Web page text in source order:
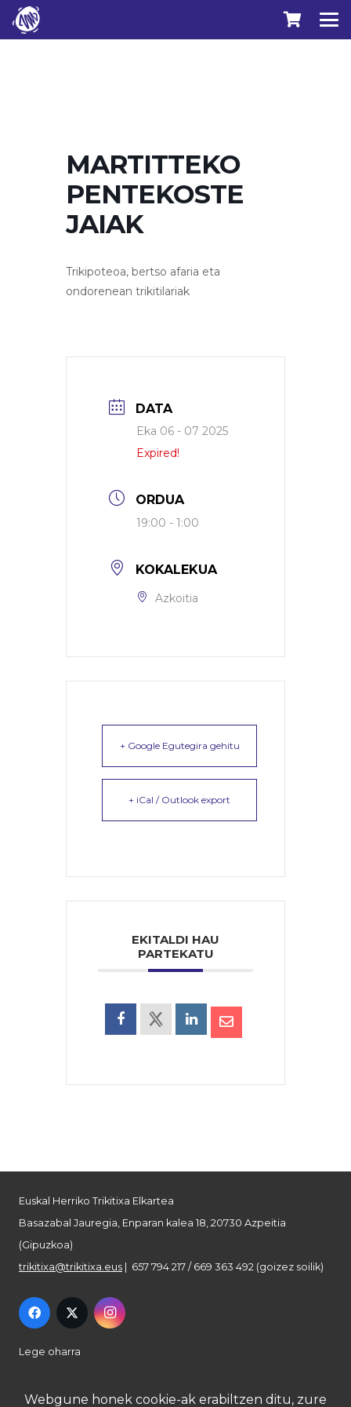
MARTITTEKO
PENTEKOSTE
JAIAK
Trikipoteoa, bertso afaria eta
ondorenean trikitilariak
DATA
Eka 06 - 07 2025
Expired!
ORDUA
19:00 - 1:00
KOKALEKUA
Azkoitia
+ Google Egutegira gehitu
+ iCal / Outlook export
EKITALDI HAU
PARTEKATU
Euskal Herriko Trikitixa Elkartea
Basazabal Jauregia, Enparan kalea 18, 20730 Azpeitia
(Gipuzkoa)
trikitixa@trikitixa.eus | 657 794 217 / 669 363 492 (goizez soilik)
Lege oharra
Pribatutasun politika
Webgune honek cookie-ak erabiltzen ditu, zure